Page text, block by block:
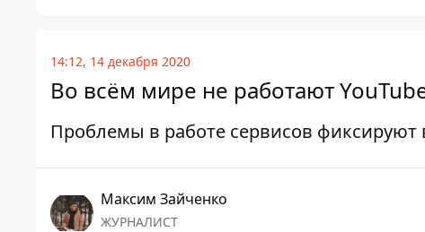
14:12, 14 декабря 2020
Во всём мире не работают
Проблемы в работе сервисов фиксируют
Максим Зайченко
ЖУРНАЛИСТ